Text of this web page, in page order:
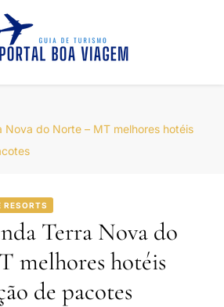
Nova do Norte – MT melhores hotéis
RESORTS
Terra Nova do
melhores hotéis
de pacotes